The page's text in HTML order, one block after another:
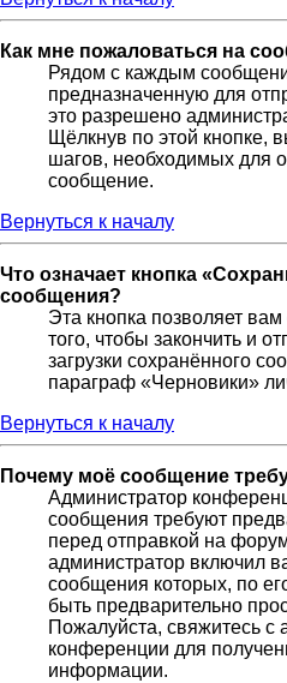
Как мне пожаловаться на
Рядом с каждым
предназначенную для
это разрешено
Щёлкнув по этой кнопке,
шагов, необходимых для
сообщение.
Вернуться к началу
Что означает кнопка
сообщения?
Эта кнопка позволяет
того, чтобы закончить и
загрузки сохранённого
параграф «Черновики»
Вернуться к началу
Почему моё сообщение
Администратор
сообщения требуют
перед отправкой на
администратор включил
сообщения которых, по
быть предварительно
Пожалуйста, свяжитесь с
конференции для
информации.